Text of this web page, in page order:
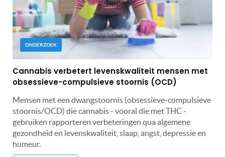
ONDERZOEK
Cannabis verbetert levenskwaliteit mensen met
obsessieve-compulsieve stoornis (OCD)
Mensen met een dwangstoornis (obsessieve-compulsieve
stoornis/OCD) die cannabis - vooral die met THC -
gebruiken rapporteren verbeteringen qua algemene
gezondheid en levenskwaliteit, slaap, angst, depressie en
humeur.